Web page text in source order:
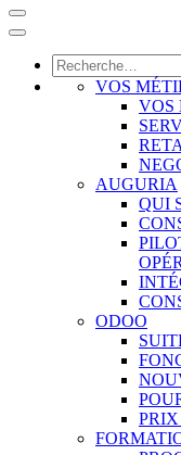
VOS
VOS
AUGURIA
QUI
ODOO